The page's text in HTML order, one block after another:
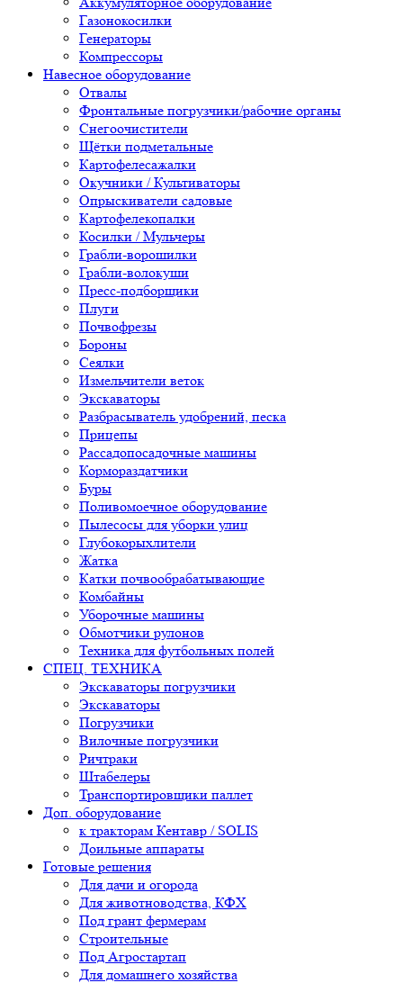
Газонокосилки
Генераторы
Компрессоры
Навесное оборудование
Отвалы
Фронтальные погрузчики/рабочие органы
Снегоочистители
Щётки подметальные
Картофелесажалки
Окучники / Культиваторы
Опрыскиватели садовые
Картофелекопалки
Косилки / Мульчеры
Грабли-ворошилки
Грабли-волокуши
Пресс-подборщики
Плуги
Почвофрезы
Бороны
Сеялки
Измельчители веток
Экскаваторы
Разбрасыватель удобрений, песка
Прицепы
Рассадопосадочные машины
Кормораздатчики
Буры
Поливомоечное оборудование
Пылесосы для уборки улиц
Глубокорыхлители
Жатка
Катки почвообрабатывающие
Комбайны
Уборочные машины
Обмотчики рулонов
Техника для футбольных полей
СПЕЦ. ТЕХНИКА
Экскаваторы погрузчики
Экскаваторы
Погрузчики
Вилочные погрузчики
Ричтраки
Штабелеры
Транспортировщики паллет
Доп. оборудование
к тракторам Кентавр / SOLIS
Доильные аппараты
Готовые решения
Для дачи и огорода
Для животноводства, КФХ
Под грант фермерам
Строительные
Под Агростартап
Для домашнего хозяйства